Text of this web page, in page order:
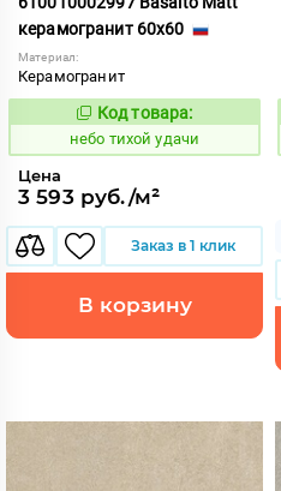
керамогранит 60x60
Материал:
Керамогранит
1122110
Код товара:
небо тихой удачи
Цена
3 593 руб./м²
Заказ в 1 клик
В корзину